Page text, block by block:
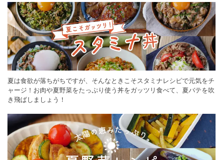
夏は食欲が落ちがちですが、そんなときこそスタミナレシピで元気をチ
ャージ！お肉や夏野菜をたっぷり使う丼をガッツリ食べて、夏バテを吹
き飛ばしましょう！